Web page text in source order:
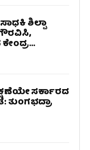
ಶಿಲ್ಪಾ
ಗೌರವಿಸಿ,
ಸರ್ಕಾರದ
ತುಂಗಭದ್ರಾ